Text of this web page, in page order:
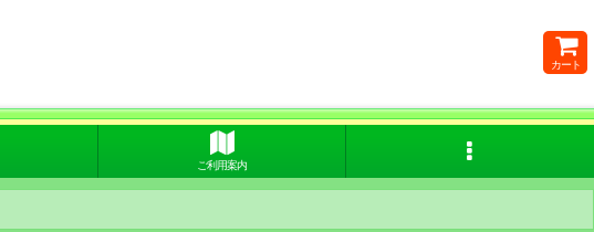
カート
ご利用案内